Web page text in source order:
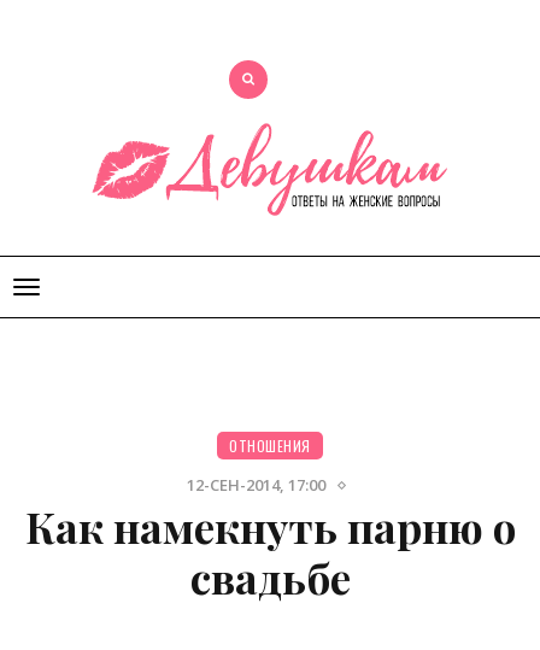
Открыть
меню
ОТНОШЕНИЯ
12-СЕН-2014, 17:00
Как намекнуть парню о
свадьбе